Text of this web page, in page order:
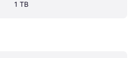
1 TB